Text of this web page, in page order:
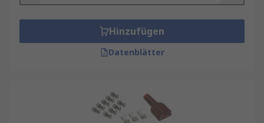
Hinzufügen
Datenblätter